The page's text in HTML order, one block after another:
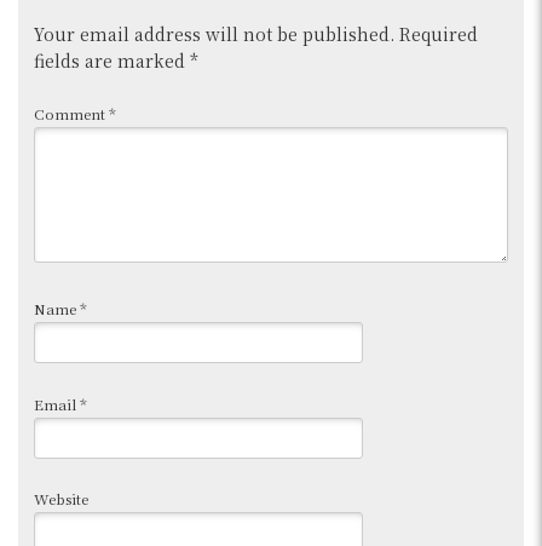
Your email address will not be published. Required
fields are marked *
Comment*
Name*
Email *
Website